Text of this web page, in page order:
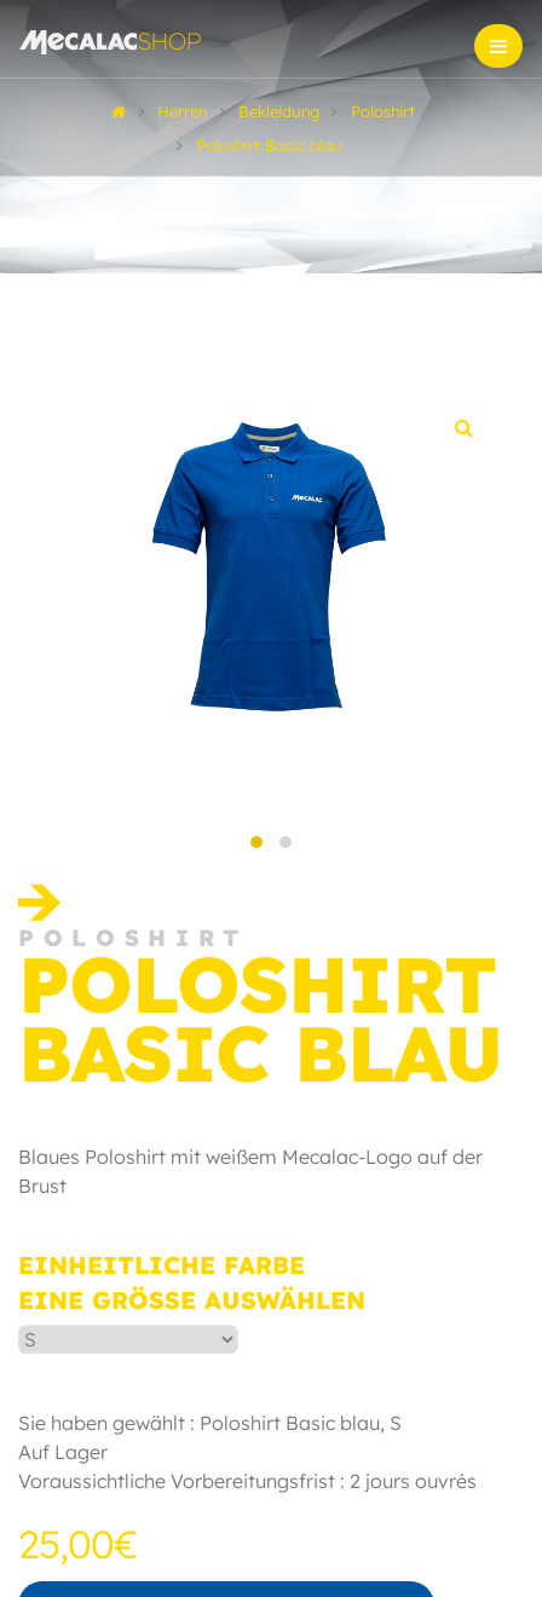
Herren Bekleidung
Poloshirt
Poloshirt Basic blau
POLOSHIRT
POLOSHIRT
BASIC BLAU
Blaues Poloshirt mit weißem Mecalac-Logo auf der
Brust
EINHEITLICHE FARBE
EINE GRÖSSE AUSWÄHLEN
Sie haben gewählt : Poloshirt Basic blau, S
Auf Lager
Voraussichtliche Vorbereitungsfrist : 2 jours ouvrés
25,00€